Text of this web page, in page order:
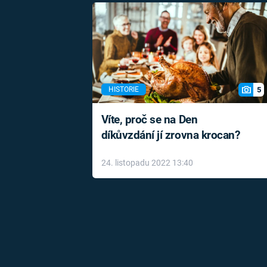
HISTORIE 5
Víte, proč se na Den
díkůvzdání jí zrovna krocan?
24. listopadu 2022 13:40